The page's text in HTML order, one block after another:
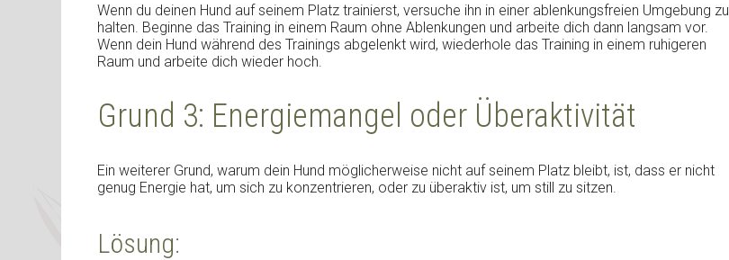
Wenn du deinen Hund auf seinem Platz trainierst, versuche ihn in einer ablenkungsfreien Umgebung zu
halten. Beginne das Training in einem Raum ohne Ablenkungen und arbeite dich dann langsam vor.
Wenn dein Hund während des Trainings abgelenkt wird, wiederhole das Training in einem ruhigeren
Raum und arbeite dich wieder hoch.
Grund 3: Energiemangel oder Überaktivität
Ein weiterer Grund, warum dein Hund möglicherweise nicht auf seinem Platz bleibt, ist, dass er nicht
genug Energie hat, um sich zu konzentrieren, oder zu überaktiv ist, um still zu sitzen.
Lösung: